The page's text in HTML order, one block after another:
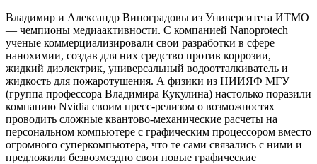
Владимир и Александр Виноградовы из Университета ИТМО
— чемпионы медиаактивности. С компанией Nanoprotech
ученые коммерциализировали свои разработки в сфере
нанохимии, создав для них средство против коррозии,
жидкий диэлектрик, универсальный водоотталкиватель и
жидкость для пожаротушения. А физики из НИИЯФ МГУ
(группа профессора Владимира Кукулина) настолько поразили
компанию Nvidia своим пресс-релизом о возможностях
проводить сложные квантово-механические расчеты на
персональном компьютере с графическим процессором вместо
огромного суперкомпьютера, что те сами связались с ними и
предложили безвозмездно свои новые графические